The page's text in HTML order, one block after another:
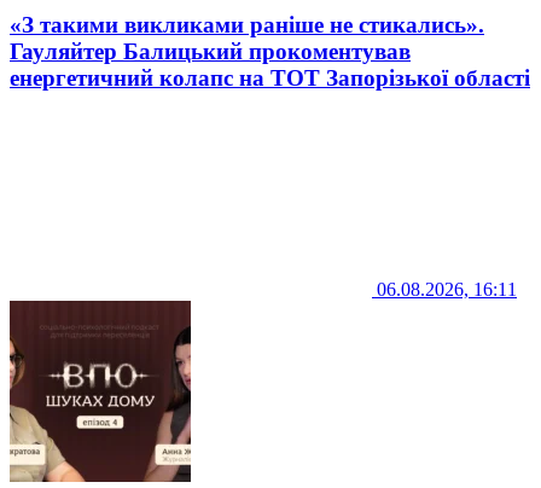
«З такими викликами раніше не стикались».
Гауляйтер Балицький прокоментував
енергетичний колапс на ТОТ Запорізької області
06.08.2026, 16:11